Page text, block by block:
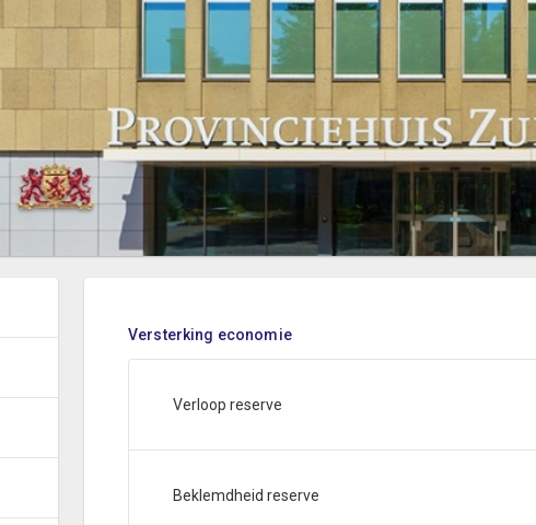
Versterking economie
Verloop reserve
Beklemdheid reserve